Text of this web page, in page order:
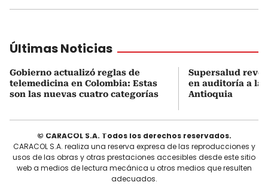
Últimas Noticias
Gobierno actualizó reglas de
telemedicina en Colombia: Estas
son las nuevas cuatro categorías
Supersalud
en auditoría a la
Antioquia
© CARACOL S.A. Todos los derechos reservados.
CARACOL S.A. realiza una reserva expresa de las reproducciones y
usos de las obras y otras prestaciones accesibles desde este sitio
web a medios de lectura mecánica u otros medios que resulten
adecuados.